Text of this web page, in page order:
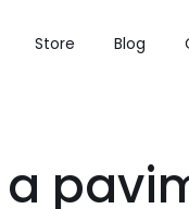
Store Blog